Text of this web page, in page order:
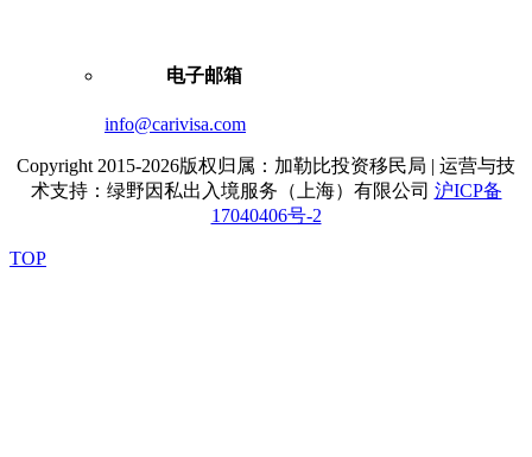
电子邮箱
info@carivisa.com
Copyright 2015-2026版权归属：加勒比投资移民局 | 运营与技
术支持：绿野因私出入境服务（上海）有限公司 沪ICP备
17040406号-2
TOP